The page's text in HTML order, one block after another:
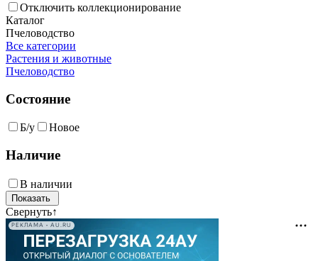
Отключить коллекционирование
Каталог
Пчеловодство
Все категории
Растения и животные
Пчеловодство
Состояние
Б/у Новое
Наличие
В наличии
Свернуть↑
РЕКЛАМА • AU.RU